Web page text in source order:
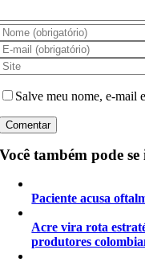
Salve meu nome, e-mail
Você também pode se
Paciente acusa
Acre vira rota
produtores